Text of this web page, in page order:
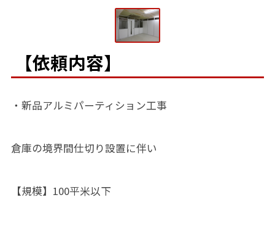
【依頼内容】
・新品アルミパーティション工事
倉庫の境界間仕切り設置に伴い
【規模】100平米以下